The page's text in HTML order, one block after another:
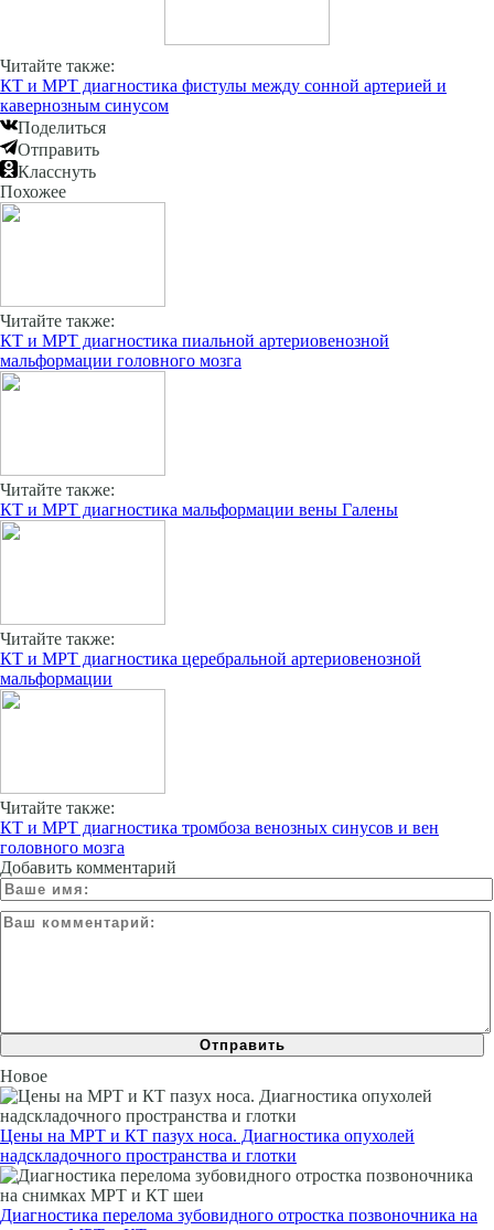
Читайте также:
КТ и МРТ диагностика фистулы между сонной артерией и
кавернозным синусом
Поделиться
Отправить
Класснуть
Похожее
Читайте также:
КТ и МРТ диагностика пиальной артериовенозной
мальформации головного мозга
Читайте также:
КТ и МРТ диагностика мальформации вены Галены
Читайте также:
КТ и МРТ диагностика церебральной артериовенозной
мальформации
Читайте также:
КТ и МРТ диагностика тромбоза венозных синусов и вен
головного мозга
Добавить комментарий
Новое
Цены на МРТ и КТ пазух носа. Диагностика опухолей
надскладочного пространства и глотки
Диагностика перелома зубовидного отростка позвоночника на